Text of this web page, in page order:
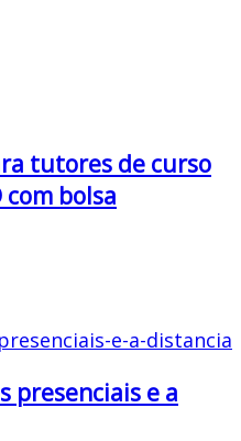
tutores de curso
com bolsa
presenciais e a